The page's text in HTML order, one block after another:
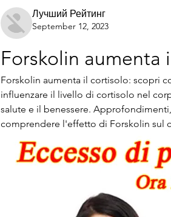
Лучший Рейтинг
September 12, 2023
Forskolin aumenta
Forskolin aumenta il cortisolo: scopri
influenzare il livello di cortisolo nel
salute e il benessere.
comprendere l'effetto di Forskolin sul